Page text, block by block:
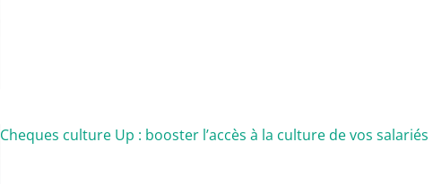
Cheques culture Up : booster l’accès à la culture de vos salariés